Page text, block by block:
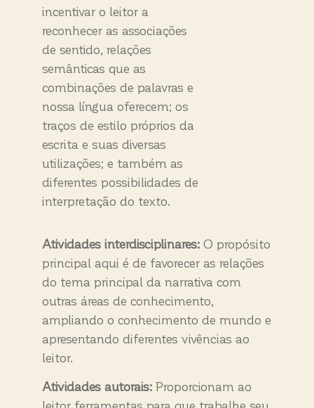
incentivar o leitor a
reconhecer as associações
de sentido, relações
semânticas que as
combinações de palavras e
nossa língua oferecem; os
traços de estilo próprios da
escrita e suas diversas
utilizações; e também as
diferentes possibilidades de
interpretação do texto.
Atividades interdisciplinares: O propósito
principal aqui é de favorecer as relações
do tema principal da narrativa com
outras áreas de conhecimento,
ampliando o conhecimento de mundo e
apresentando diferentes vivências ao
leitor.
Atividades autorais: Proporcionam ao
leitor ferramentas para que trabalhe seu